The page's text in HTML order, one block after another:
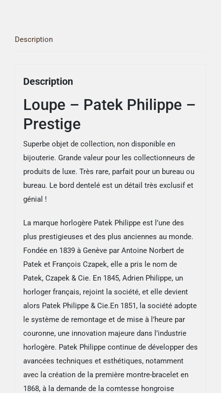
Description
Description
Loupe – Patek Philippe –
Prestige
Superbe objet de collection, non disponible en
bijouterie. Grande valeur pour les collectionneurs de
produits de luxe. Très rare, parfait pour un bureau ou
bureau. Le bord dentelé est un détail très exclusif et
génial !
La marque horlogère Patek Philippe est l’une des
plus prestigieuses et des plus anciennes au monde.
Fondée en 1839 à Genève par Antoine Norbert de
Patek et François Czapek, elle a pris le nom de
Patek, Czapek & Cie. En 1845, Adrien Philippe, un
horloger français, rejoint la société, et elle devient
alors Patek Philippe & Cie.En 1851, la société adopte
le système de remontage et de mise à l’heure par
couronne, une innovation majeure dans l’industrie
horlogère. Patek Philippe continue de développer des
avancées techniques et esthétiques, notamment
avec la création de la première montre-bracelet en
1868, à la demande de la comtesse hongroise